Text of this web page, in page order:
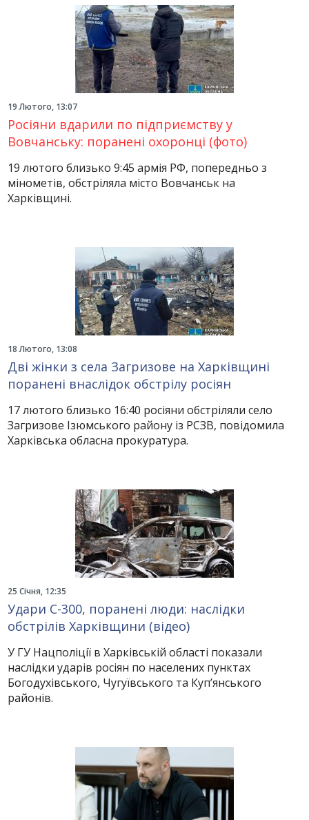
19 Лютого, 13:07
Росіяни вдарили по підприємству у
Вовчанську: поранені охоронці (фото)
19 лютого близько 9:45 армія РФ, попередньо з
мінометів, обстріляла місто Вовчанськ на
Харківщині.
18 Лютого, 13:08
Дві жінки з села Загризове на Харківщині
поранені внаслідок обстрілу росіян
17 лютого близько 16:40 росіяни обстріляли село
Загризове Ізюмського району із РСЗВ, повідомила
Харківська обласна прокуратура.
25 Січня, 12:35
Удари С-300, поранені люди: наслідки
обстрілів Харківщини (відео)
У ГУ Нацполіції в Харківській області показали
наслідки ударів росіян по населених пунктах
Богодухівського, Чугуївського та Куп’янського
районів.